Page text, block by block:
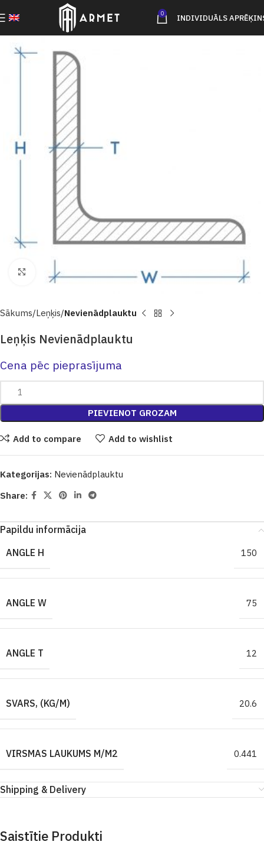
0 INDIVIDUĀLS
Click to enlarge
Sākums Leņķis Nevienādplauktu
Leņķis Nevienādplauktu
Cena pēc pieprasījuma
PIEVIENOT GROZAM
Add to compare Add to wishlist
Kategorijas: Nevienādplauktu
Share:
Papildu informācija
ANGLE H
150
ANGLE W 75
ANGLE T 12
SVARS, (KG/M) 20.6
VIRSMAS LAUKUMS M/M2 0.441
Shipping & Delivery
Saistītie Produkti